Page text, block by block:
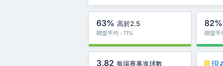
63% 高於2.5
聯盟平均 : 71%
82%
聯盟平
3.82 每場賽事進球數 現